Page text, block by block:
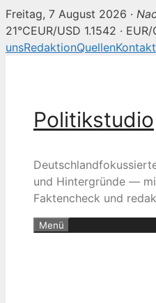
Freitag, 7 August 2026 ·
21°CEUR/USD 1.1542 ·
unsRedaktionQuellenKontakt
Politikstudio
und Hintergründe —
Faktencheck und
Menü